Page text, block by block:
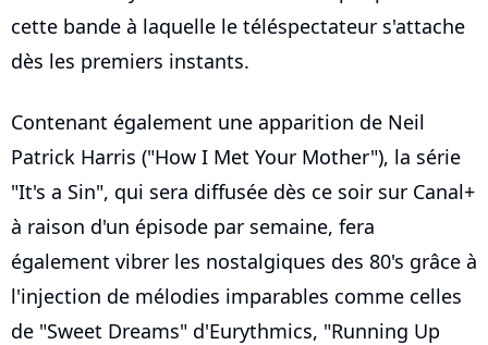
cette bande à laquelle le téléspectateur s'attache
dès les premiers instants.
Contenant également une apparition de Neil
Patrick Harris ("How I Met Your Mother"), la série
"It's a Sin", qui sera diffusée dès ce soir sur Canal+
à raison d'un épisode par semaine, fera
également vibrer les nostalgiques des 80's grâce à
l'injection de mélodies imparables comme celles
de "Sweet Dreams" d'Eurythmics, "Running Up